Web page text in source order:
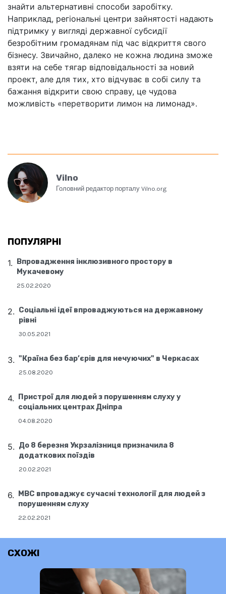
знайти альтернативні способи заробітку.
Наприклад, регіональні центри зайнятості надають
підтримку у вигляді державної субсидії
безробітним громадянам під час відкриття свого
бізнесу. Звичайно, далеко не кожна людина зможе
взяти на себе тягар відповідальності за новий
проект, але для тих, хто відчуває в собі силу та
бажання відкрити свою справу, це чудова
можливість «перетворити лимон на лимонад».
Vilno
Головний редактор порталу Vilno.org
ПОПУЛЯРНІ
Впровадження інклюзивного простору в
Мукачевому
25.02.2020
Соціальні ідеї впроваджуються на державному
рівні
30.05.2021
"Країна без бар’єрів для нечуючих" в Черкасах
25.08.2020
Пристрої для людей з порушенням слуху у
соціальних центрах Дніпра
04.08.2020
До 8 березня Укрзалізниця призначила 8
додаткових поїздів
20.02.2021
МВС впроваджує сучасні технології для людей з
порушенням слуху
22.02.2021
СХОЖІ